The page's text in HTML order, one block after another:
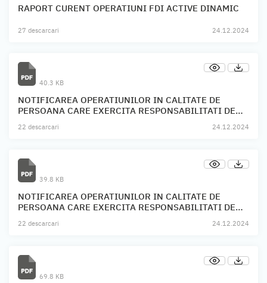
RAPORT CURENT OPERATIUNI FDI ACTIVE DINAMIC
27 descarcari 24.12.2024
40.3 KB
NOTIFICAREA OPERATIUNILOR IN CALITATE DE
PERSOANA CARE EXERCITA RESPONSABILITATI DE
22 descarcari 24.12.2024
39.8 KB
NOTIFICAREA OPERATIUNILOR IN CALITATE DE
PERSOANA CARE EXERCITA RESPONSABILITATI DE
22 descarcari 24.12.2024
69.8 KB